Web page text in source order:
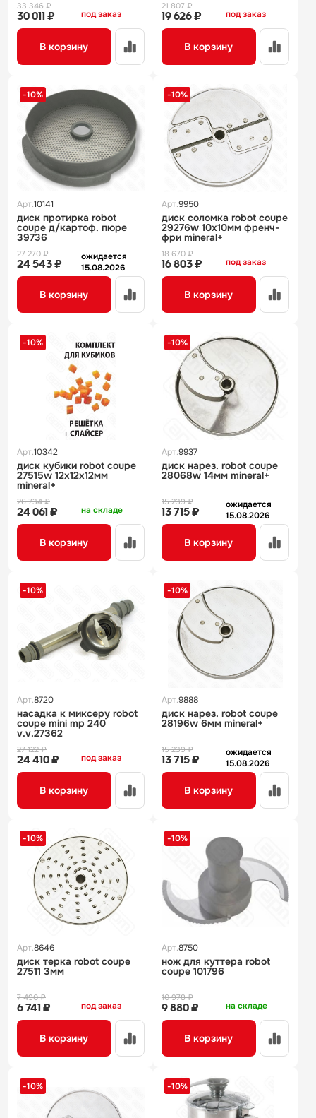
под заказ
30 011 ₽
33 346 ₽
В корзину
под заказ
19 626 ₽
21 807 ₽
В корзину
-10%
Арт.10141
диск протирка robot
coupe д/картоф. пюре
39736
ожидается
15.08.2026
24 543 ₽
27 270 ₽
В корзину
-10%
Арт.9950
диск соломка robot coupe
29276w 10x10мм френч-
фри mineral+
под заказ
16 803 ₽
18 670 ₽
В корзину
-10%
Арт.10342
диск кубики robot coupe
27515w 12х12х12мм
mineral+
на складе
24 061 ₽
26 734 ₽
В корзину
-10%
Арт.9937
диск нарез. robot coupe
28068w 14мм mineral+
ожидается
15.08.2026
13 715 ₽
15 239 ₽
В корзину
-10%
Арт.8720
насадка к миксеру robot
coupe mini mp 240
v.v.27362
под заказ
24 410 ₽
27 122 ₽
В корзину
-10%
Арт.9888
диск нарез. robot coupe
28196w 6мм mineral+
ожидается
15.08.2026
13 715 ₽
15 239 ₽
В корзину
-10%
Арт.8646
диск терка robot coupe
27511 3мм
под заказ
6 741 ₽
7 490 ₽
В корзину
-10%
Арт.8750
нож для куттера robot
coupe 101796
на складе
9 880 ₽
10 978 ₽
В корзину
-10% -10%